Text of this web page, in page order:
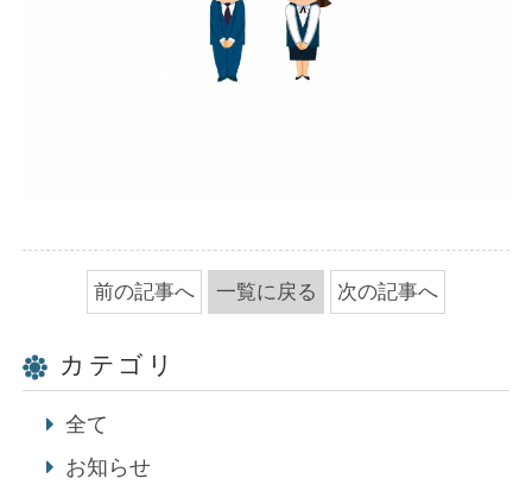
前の記事へ 一覧に戻る 次の記事へ
カテゴリ
全て
お知らせ